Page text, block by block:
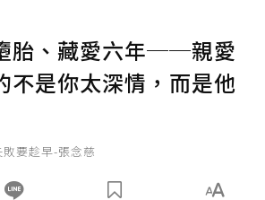
胎、藏愛六年──親愛
不是你太深情，而是他
敗要趁早-張念慈